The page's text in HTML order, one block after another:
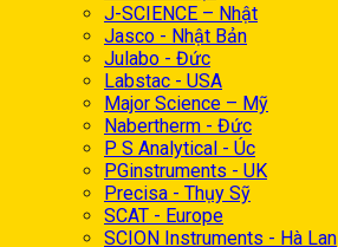
J-SCIENCE – Nhật
Jasco - Nhật Bản
Julabo - Đức
Labstac - USA
Major Science – Mỹ
Nabertherm - Đức
P S Analytical - Úc
PGinstruments - UK
Precisa - Thụy Sỹ
SCAT - Europe
SCION Instruments - Hà Lan